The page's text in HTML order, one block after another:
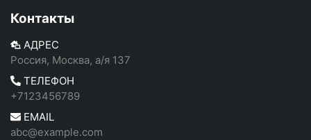
Контакты
АДРЕС
Россия, Москва, а/я 137
ТЕЛЕФОН
+7123456789
EMAIL
abc@example.com